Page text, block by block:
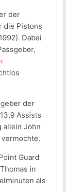
der
die Pistons
Dabei
der
Assists
allein John
Guard
in
als